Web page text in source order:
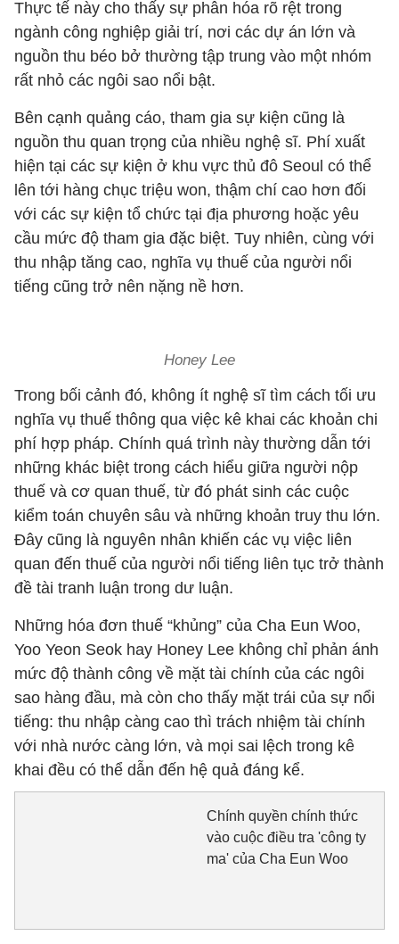
Thực tế này cho thấy sự phân hóa rõ rệt trong
ngành công nghiệp giải trí, nơi các dự án lớn và
nguồn thu béo bở thường tập trung vào một nhóm
rất nhỏ các ngôi sao nổi bật.
Bên cạnh quảng cáo, tham gia sự kiện cũng là
nguồn thu quan trọng của nhiều nghệ sĩ. Phí xuất
hiện tại các sự kiện ở khu vực thủ đô Seoul có thể
lên tới hàng chục triệu won, thậm chí cao hơn đối
với các sự kiện tổ chức tại địa phương hoặc yêu
cầu mức độ tham gia đặc biệt. Tuy nhiên, cùng với
thu nhập tăng cao, nghĩa vụ thuế của người nổi
tiếng cũng trở nên nặng nề hơn.
Honey Lee
Trong bối cảnh đó, không ít nghệ sĩ tìm cách tối ưu
nghĩa vụ thuế thông qua việc kê khai các khoản chi
phí hợp pháp. Chính quá trình này thường dẫn tới
những khác biệt trong cách hiểu giữa người nộp
thuế và cơ quan thuế, từ đó phát sinh các cuộc
kiểm toán chuyên sâu và những khoản truy thu lớn.
Đây cũng là nguyên nhân khiến các vụ việc liên
quan đến thuế của người nổi tiếng liên tục trở thành
đề tài tranh luận trong dư luận.
Những hóa đơn thuế “khủng” của Cha Eun Woo,
Yoo Yeon Seok hay Honey Lee không chỉ phản ánh
mức độ thành công về mặt tài chính của các ngôi
sao hàng đầu, mà còn cho thấy mặt trái của sự nổi
tiếng: thu nhập càng cao thì trách nhiệm tài chính
với nhà nước càng lớn, và mọi sai lệch trong kê
khai đều có thể dẫn đến hệ quả đáng kể.
Chính quyền chính thức
vào cuộc điều tra 'công ty
ma' của Cha Eun Woo